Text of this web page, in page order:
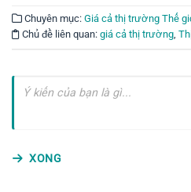
Chuyên mục: Giá cả thị trường Thế
Chủ đề liên quan: giá cả thị trường,
XONG